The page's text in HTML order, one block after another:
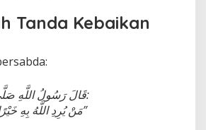
Tanda Kebaikan
قَالَ رَسُولُ اللَّهِ صَلَّى اللَّهُ عَلَيْهِ وَسَلَّمَ:
“مَنْ يُرِدِ اللَّهُ بِهِ خَيْرًا يُفَقِّهْهُ فِي الدِّينِ”